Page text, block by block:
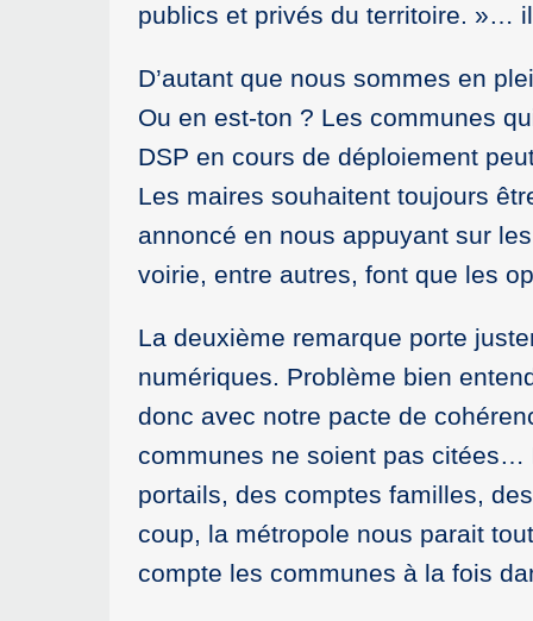
publics et privés du territoire. »…
D’autant que nous sommes en
Ou en est-ton ? Les communes
DSP en cours de déploiement
Les maires souhaitent toujours
annoncé en nous appuyant sur
voirie, entre autres, font que les
La deuxième remarque porte
numériques. Problème bien
donc avec notre pacte de
communes ne soient pas citées…
portails, des comptes familles,
coup, la métropole nous parait
compte les communes à la fois